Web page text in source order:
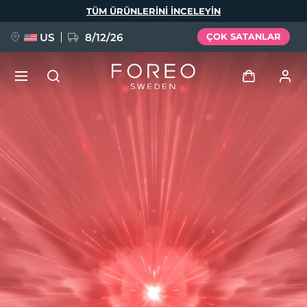
TÜM ÜRÜNLERINI INCELEYIN
US 8/12/26 ÇOK SATANLAR
Kullanici profi̇li̇
Cihazlarım
Siparişlerim
Adresim
Aboneliklerim
FAQ™ Pure Beauty-Tech Elixir
BREAKING NEWS
issa™ Teeth Whitening Set
Dil Seçimi
English Deutsch
Français
Italiano
Polski
Svenska
Русский
简体中文 繁體中文